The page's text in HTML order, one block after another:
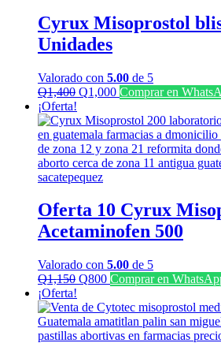
Cyrux Misoprostol
Unidades
Valorado con 5.00 de 5
Q1,400 El
original
era:
Q1,400.
Q1,000El
actual
es:
Q1,000.
Comprar en
¡Oferta!
Oferta 10 Cyrux
Acetaminofen 500
Valorado con 5.00 de 5
Q1,150 El
original
era:
Q1,150.
Q800El
actual
es:
Q800.
Comprar en
¡Oferta!